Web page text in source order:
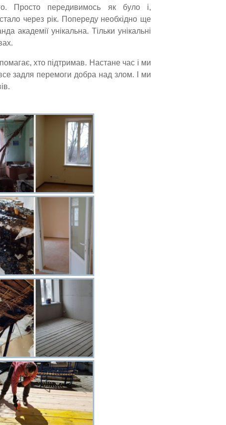
Просто передивимось як було і,
через рік. Попереду необхідно ще
академії унікальна. Тільки унікальні
хто підтримав. Настане час і ми
задля перемоги добра над злом. І ми